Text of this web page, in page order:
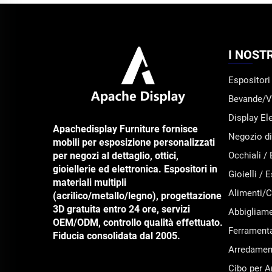
Apachedisplay Furniture fornisce
mobili per esposizione personalizzati
per negozi al dettaglio, ottici,
gioiellerie ed elettronica. Espositori in
materiali multipli
(acrilico/metallo/legno), progettazione
3D gratuita entro 24 ore, servizi
OEM/ODM, controllo qualità effettuato.
Fiducia consolidata dal 2005.
I
Bevande/
Display
Negozio
Occhiali /
Gioielli /
Alimenti/
Cibo per